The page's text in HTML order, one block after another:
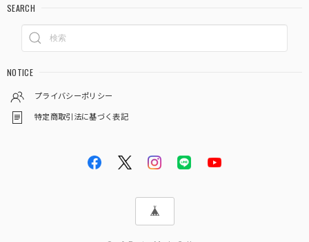
SEARCH
NOTICE
プライバシーポリシー
特定商取引法に基づく表記